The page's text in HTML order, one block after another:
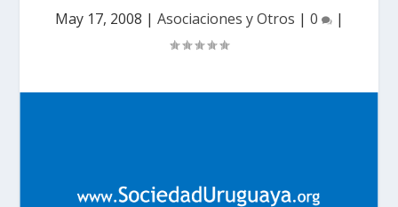
May 17, 2008 | Asociaciones y Otros | 0 |